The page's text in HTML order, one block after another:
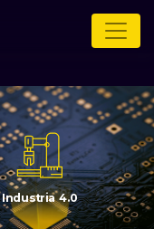
Industria 4.0